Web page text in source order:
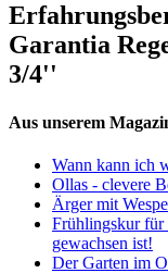
Garantia
3/4''
Aus unserem
Wann kann ich
Ollas - clevere
Ärger mit
Frühlingskur für
gewachsen ist!
Der Garten im